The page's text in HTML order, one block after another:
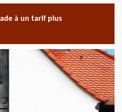
à un tarif plus